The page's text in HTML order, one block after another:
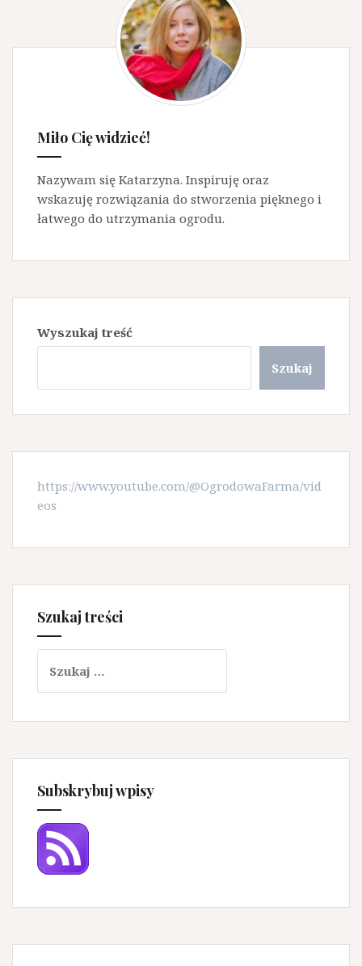
Miło Cię widzieć!
Nazywam się Katarzyna. Inspiruję oraz
wskazuję rozwiązania do stworzenia pięknego i
łatwego do utrzymania ogrodu.
Wyszukaj treść
Szukaj
https://www.youtube.com/@OgrodowaFarma/vid
eos
Szukaj treści
Subskrybuj wpisy